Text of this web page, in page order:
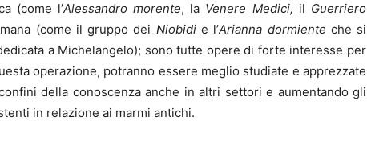
(come l’Alessandro morente, la Venere Medici, il Guerriero
(come il gruppo dei Niobidie l’Arianna dormiente che si
a Michelangelo); sono tutte opere di forte interesse per
operazione, potranno essere meglio studiate e apprezzate
della conoscenza anche in altri settori e aumentando gli
in relazione ai marmi antichi.